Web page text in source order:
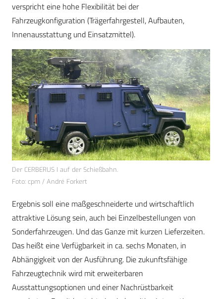
verspricht eine hohe Flexibilität bei der
Fahrzeugkonfiguration (Trägerfahrgestell, Aufbauten,
Innenausstattung und Einsatzmittel).
Der CERBERUS I auf der Schießbahn.
Foto: cpm / André Forkert
Ergebnis soll eine maßgeschneiderte und wirtschaftlich
attraktive Lösung sein, auch bei Einzelbestellungen von
Sonderfahrzeugen. Und das Ganze mit kurzen Lieferzeiten.
Das heißt eine Verfügbarkeit in ca. sechs Monaten, in
Abhängigkeit von der Ausführung. Die zukunftsfähige
Fahrzeugtechnik wird mit erweiterbaren
Ausstattungsoptionen und einer Nachrüstbarkeit